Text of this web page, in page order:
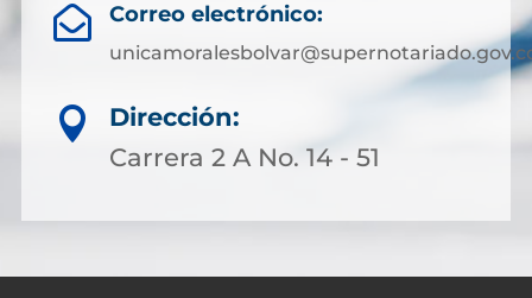
 Correo electrónico:

Dirección:
Carrera 2 A No. 14 - 51